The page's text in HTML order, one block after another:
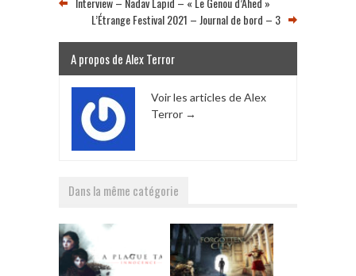
L’Étrange Festival 2021 – Journal de bord – 3
A propos de Alex Terror
Voir les articles de Alex
Terror →
Dans la même catégorie